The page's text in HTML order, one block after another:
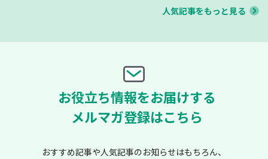
人気記事をもっと見る
お役立ち情報をお届けする
メルマガ登録はこちら
おすすめ記事や人気記事のお知らせはもちろん、